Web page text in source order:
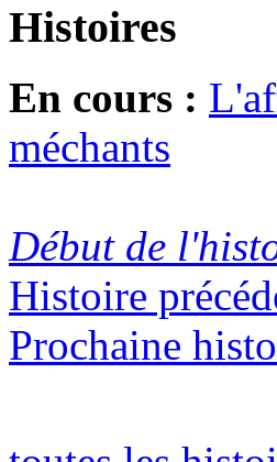
Histoires
En cours :
méchants
Début de
Histoire
Prochaine